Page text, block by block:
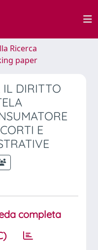
Ricerca
paper
IL DIRITTO
E
completa